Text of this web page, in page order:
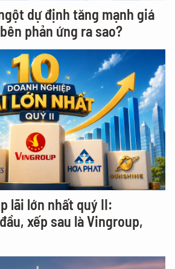
dự định tăng mạnh giá
phản ứng ra sao?
lãi lớn nhất quý II:
xếp sau là Vingroup,